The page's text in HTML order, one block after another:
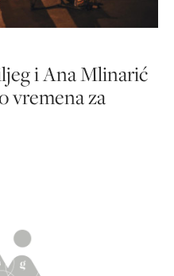
i Ana Mlinarić
vremena za